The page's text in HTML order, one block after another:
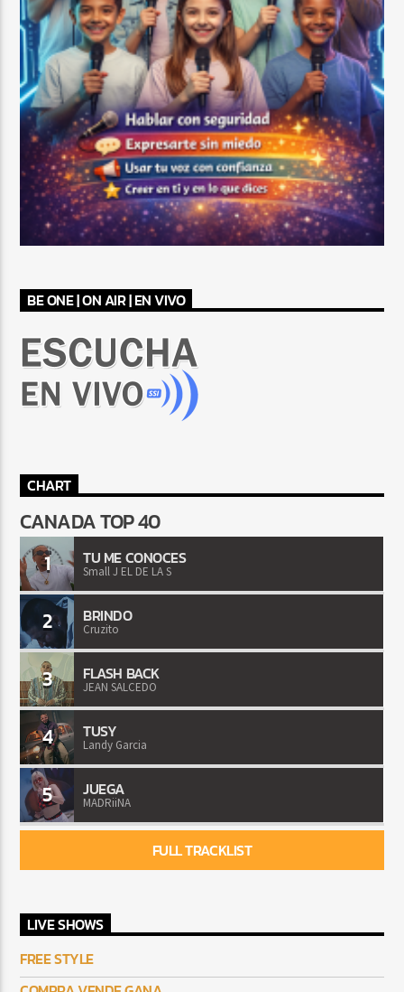
BE ONE | ON AIR | EN VIVO
CHART
CANADA TOP 40
1 TU ME CONOCES
Small J EL DE LA S
2 BRINDO
Cruzito
3 FLASH BACK
JEAN SALCEDO
4 TUSY
Landy Garcia
5 JUEGA
MADRiiNA
FULL TRACKLIST
LIVE SHOWS
FREE STYLE